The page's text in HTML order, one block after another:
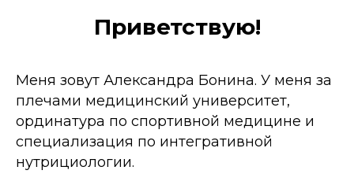
Приветствую!
Меня зовут Александра Бонина. У меня за
плечами медицинский университет,
ординатура по спортивной медицине и
специализация по интегративной
нутрициологии.